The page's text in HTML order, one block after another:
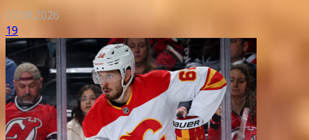
07.08.2026
19